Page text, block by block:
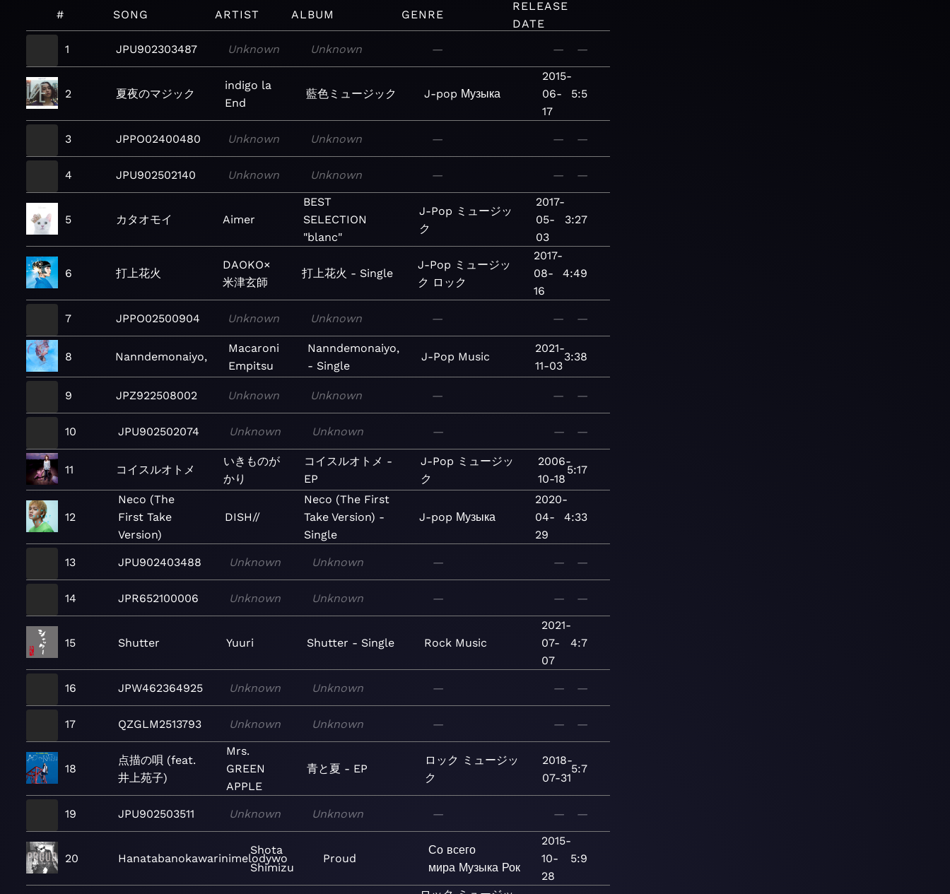
# SONG ARTIST ALBUM GENRE
RELEASE
DATE
1
JPU902303487 Unknown Unknown — — —
2 夏夜のマジック
indigo la
End
藍色ミュージック J-pop Музыка
2015-
06-
17
5:5
3 JPPO02400480 Unknown Unknown — — —
4 JPU902502140 Unknown Unknown — — —
5 カタオモイ Aimer
BEST
SELECTION
"blanc"
J-Pop ミュージッ
ク
2017-
05-
03
3:27
6 打上花火
DAOKO×
米津玄師
打上花火 - Single
J-Pop ミュージッ
ク ロック
2017-
08-
16
4:49
7 JPPO02500904 Unknown Unknown — — —
8 Nanndemonaiyo,
Macaroni
Empitsu
Nanndemonaiyo,
- Single
J-Pop Music
2021-
11-03
3:38
9 JPZ922508002 Unknown Unknown — — —
10 JPU902502074 Unknown Unknown — — —
11 コイスルオトメ
いきものが
かり
コイスルオトメ -
EP
J-Pop ミュージッ
ク
2006-
10-18
5:17
12
Neco (The
First Take
Version)
DISH//
Neco (The First
Take Version) -
Single
J-pop Музыка
2020-
04-
29
4:33
13 JPU902403488 Unknown Unknown — — —
14 JPR652100006 Unknown Unknown — — —
15 Shutter Yuuri Shutter - Single Rock Music
2021-
07-
07
4:7
16 JPW462364925 Unknown Unknown — — —
17 QZGLM2513793 Unknown Unknown — — —
18
点描の唄 (feat.
井上苑子)
Mrs.
GREEN
APPLE
青と夏 - EP
ロック
ミュージッ
ク
2018-
07-31
5:7
19 JPU902503511 Unknown Unknown — — —
20 Hanatabanokawarinimelodywo
Shota
Shimizu
Proud
Со всего
мира Музыка Рок
2015-
10-
28
5:9